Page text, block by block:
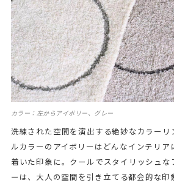
カラー：左からアイボリー、グレー
洗練された空間を演出する絶妙なカラーリ
ルカラーのアイボリーはどんなインテリア
着いた印象に。クールでスタイリッシュな
ーは、大人の空間を引き立てる都会的な印